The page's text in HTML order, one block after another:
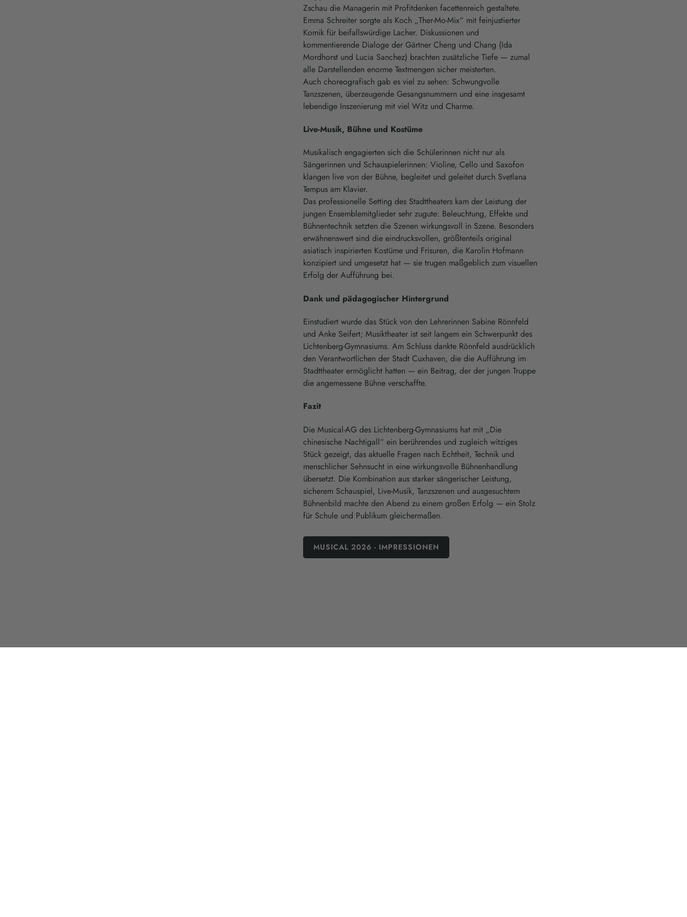
Zschau die Managerin mit Profitdenken facettenreich gestaltete.
Emma Schreiter sorgte als Koch „Ther-Mo-Mix“ mit feinjustierter
Komik für beifallswürdige Lacher. Diskussionen und
kommentierende Dialoge der Gärtner Cheng und Chang (Ida
Mordhorst und Lucia Sanchez) brachten zusätzliche Tiefe — zumal
alle Darstellenden enorme Textmengen sicher meisterten.
Auch choreografisch gab es viel zu sehen: Schwungvolle
Tanzszenen, überzeugende Gesangsnummern und eine insgesamt
lebendige Inszenierung mit viel Witz und Charme.
Live-Musik, Bühne und Kostüme
Musikalisch engagierten sich die Schülerinnen nicht nur als
Sängerinnen und Schauspielerinnen: Violine, Cello und Saxofon
klangen live von der Bühne, begleitet und geleitet durch Svetlana
Tempus am Klavier.
Das professionelle Setting des Stadttheaters kam der Leistung der
jungen Ensemblemitglieder sehr zugute: Beleuchtung, Effekte und
Bühnentechnik setzten die Szenen wirkungsvoll in Szene. Besonders
erwähnenswert sind die eindrucksvollen, größtenteils original
asiatisch inspirierten Kostüme und Frisuren, die Karolin Hofmann
konzipiert und umgesetzt hat — sie trugen maßgeblich zum visuellen
Erfolg der Aufführung bei.
Dank und pädagogischer Hintergrund
Einstudiert wurde das Stück von den Lehrerinnen Sabine Rönnfeld
und Anke Seifert; Musiktheater ist seit langem ein Schwerpunkt des
Lichtenberg-Gymnasiums. Am Schluss dankte Rönnfeld ausdrücklich
den Verantwortlichen der Stadt Cuxhaven, die die Aufführung im
Stadttheater ermöglicht hatten — ein Beitrag, der der jungen Truppe
die angemessene Bühne verschaffte.
Fazit
Die Musical-AG des Lichtenberg-Gymnasiums hat mit „Die
chinesische Nachtigall“ ein berührendes und zugleich witziges
Stück gezeigt, das aktuelle Fragen nach Echtheit, Technik und
menschlicher Sehnsucht in eine wirkungsvolle Bühnenhandlung
übersetzt. Die Kombination aus starker sängerischer Leistung,
sicherem Schauspiel, Live-Musik, Tanzszenen und ausgesuchtem
Bühnenbild machte den Abend zu einem großen Erfolg — ein Stolz
für Schule und Publikum gleichermaßen.
MUSICAL 2026 - IMPRESSIONEN